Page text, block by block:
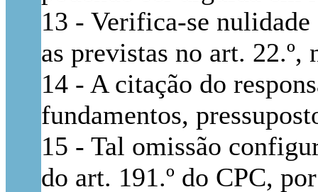
13 - Verifica-se nulidade
as previstas no art. 22.º,
14 - A citação do
fundamentos,
15 - Tal omissão
do art. 191.º do CPC,